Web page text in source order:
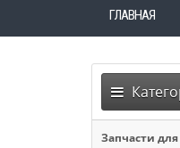
ГЛАВНАЯ
Запчасти